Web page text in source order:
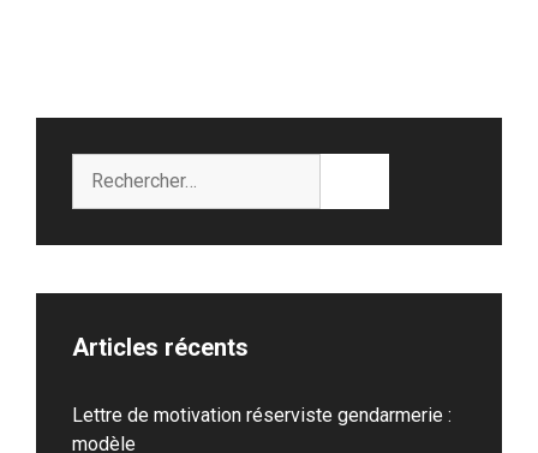
Articles récents
Lettre de motivation réserviste gendarmerie :
modèle